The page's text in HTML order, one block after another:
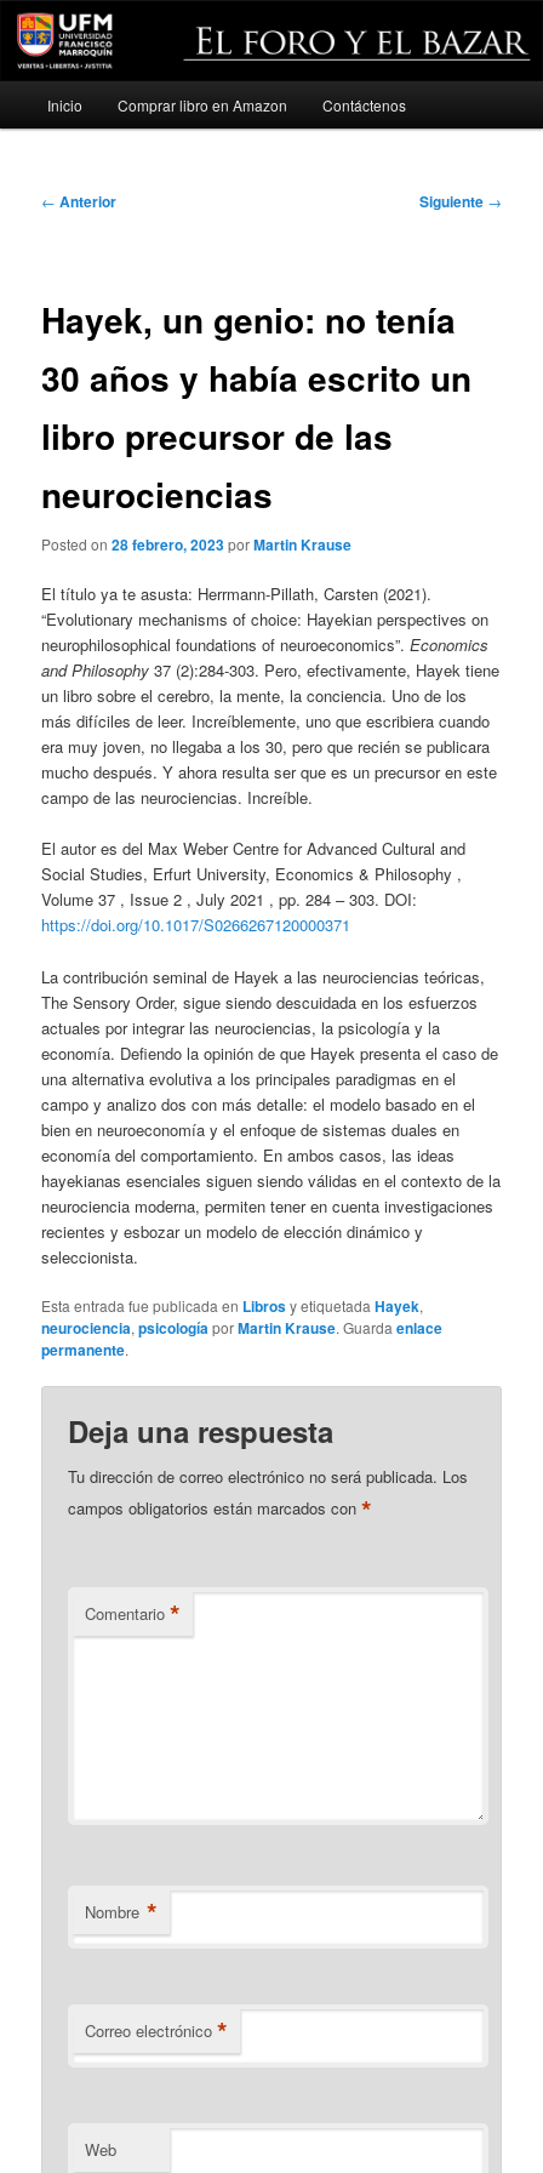
Ir
contenido
Inicio Comprar libro en Amazon Contáctenos
Navegación
← Anterior Siguiente →
Hayek, un genio: no tenía
30 años y había escrito un
libro precursor de las
neurociencias
Posted on28 febrero, 2023porMartin Krause
El título ya te asusta: Herrmann-Pillath, Carsten (2021).
“Evolutionary mechanisms of choice: Hayekian perspectives on
neurophilosophical foundations of neuroeconomics”.Economics
and Philosophy 37 (2):284-303. Pero, efectivamente, Hayek tiene
un libro sobre el cerebro, la mente, la conciencia. Uno de los
más difíciles de leer. Increíblemente, uno que escribiera cuando
era muy joven, no llegaba a los 30, pero que recién se publicara
mucho después. Y ahora resulta ser que es un precursor en este
campo de las neurociencias. Increíble.
El autor es del Max Weber Centre for Advanced Cultural and
Social Studies, Erfurt University, Economics & Philosophy ,
Volume 37 , Issue 2 , July 2021 , pp. 284 – 303. DOI:
https://doi.org/10.1017/S0266267120000371
La contribución seminal de Hayek a las neurociencias teóricas,
The Sensory Order, sigue siendo descuidada en los esfuerzos
actuales por integrar las neurociencias, la psicología y la
economía. Defiendo la opinión de que Hayek presenta el caso de
una alternativa evolutiva a los principales paradigmas en el
campo y analizo dos con más detalle: el modelo basado en el
bien en neuroeconomía y el enfoque de sistemas duales en
economía del comportamiento. En ambos casos, las ideas
hayekianas esenciales siguen siendo válidas en el contexto de la
neurociencia moderna, permiten tener en cuenta investigaciones
recientes y esbozar un modelo de elección dinámico y
seleccionista.
Esta entrada fue publicada en Librosy etiquetadaHayek,
neurociencia,psicologíaporMartin Krause. Guardaenlace
permanente.
Deja una respuesta
Tu dirección de correo electrónico no será publicada. Los
campos obligatorios están marcados con*
Comentario *
Nombre *
Correo electrónico *
Web